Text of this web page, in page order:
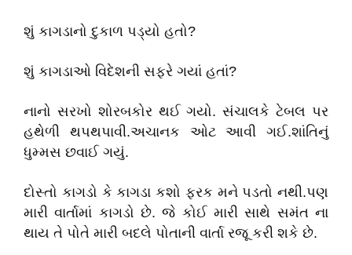
શું કાગડાનો દુકાળ પડ્યો હતો?
શું કાગડાઓ વિદેશની સફરે ગયાં હતાં?
નાનો સરખો શોરબકોર થઈ ગયો. સંચાલકે ટેબલ પર
હથેળી થપથપાવી.અચાનક ઓટ આવી ગઈ.શાંતિનું
ધુમ્મસ છવાઈ ગયું.
દોસ્તો કાગડો કે કાગડા કશો ફરક મને પડતો નથી.પણ
મારી વાર્તામાં કાગડો છે. જે કોઈ મારી સાથે સમંત ના
થાય તે પોતે મારી બદલે પોતાની વાર્તા રજૂ કરી શકે છે.